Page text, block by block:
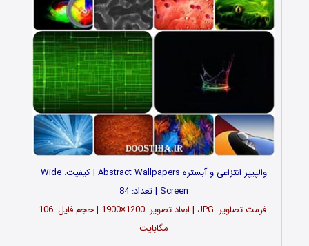
والپیپر انتزاعی و آبستره Abstract Wallpapers | کیفیت: Wide
Screen | تعداد: 84
فرمت تصاویر: JPG | ابعاد تصویر: 1200×1900 | حجم فایل: 106
مگابایت